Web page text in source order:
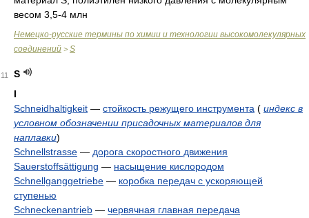
весом 3,5-4 млн
Немецко-русские термины по химии и технологии высокомолекулярных
соединений > S
11
S
I
Schneidhaltigkeit — стойкость режущего инструмента ( индекс в
условном обозначении присадочных материалов для
наплавки)
Schnellstrasse — дорога скоростного движения
Sauerstoffsättigung — насыщение кислородом
Schnellganggetriebe — коробка передач с ускоряющей
ступенью
Schneckenantrieb — червячная главная передача